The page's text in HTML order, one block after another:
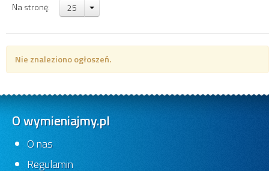
Na stronę: 25
Nie znaleziono ogłoszeń.
O wymieniajmy.pl
O nas
Regulamin